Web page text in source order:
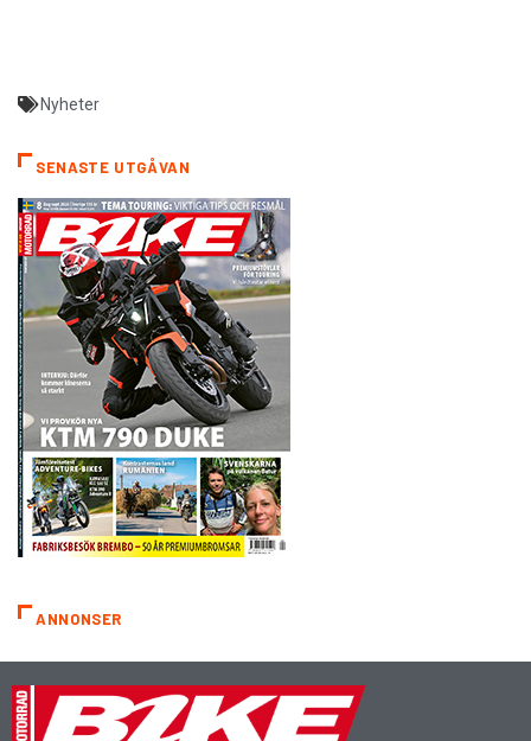
Nyheter
SENASTE UTGÅVAN
ANNONSER